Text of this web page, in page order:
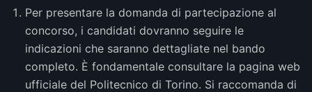
Per presentare la domanda di partecipazione al
concorso, i candidati dovranno seguire le
indicazioni che saranno dettagliate nel bando
completo. È fondamentale consultare la pagina web
ufficiale del Politecnico di Torino. Si raccomanda di